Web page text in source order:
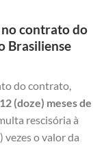
contrato do
Brasiliense
do contrato,
(doze) meses de
rescisória à
o valor da